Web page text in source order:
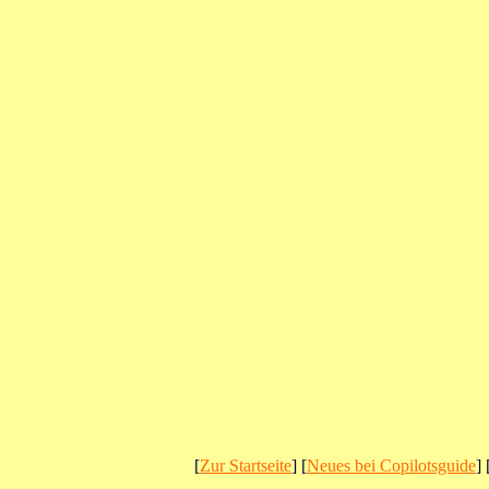
[Zur Startseite] [Neues bei Copilotsguide]